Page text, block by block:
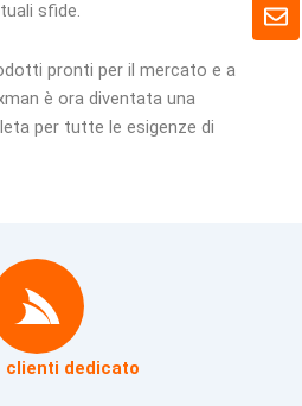
sfide.
pronti per il mercato e a
è ora diventata una
per tutte le esigenze di
clienti dedicato
u
t
s